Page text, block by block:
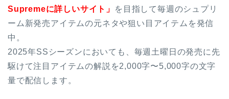
Supremeに詳しいサイト」
を目指して毎週のシュプリ
ーム新発売アイテムの元ネタや狙い目アイテムを発信
中。
2025年SSシーズンにおいても、毎週土曜日の発売に先
駆けて注目アイテムの解説を2,000字〜5,000字の文字
量で配信します。